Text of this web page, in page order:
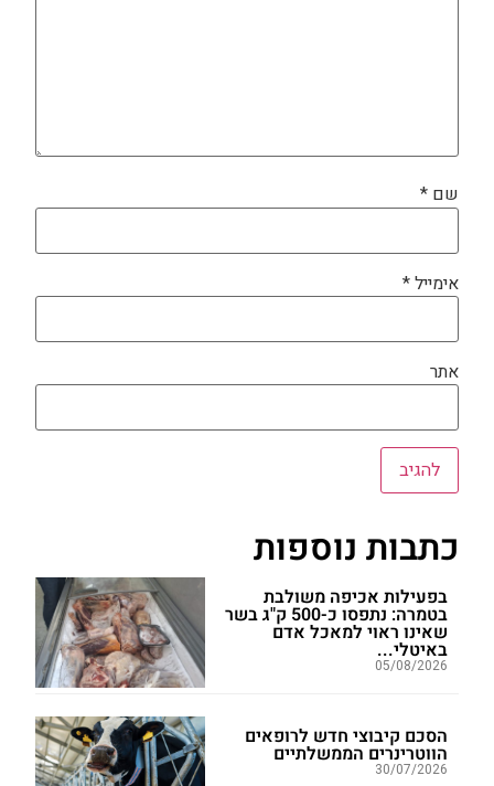
שם *
אימייל*
אתר
כתבות נוספות
בפעילות אכיפה משולבת
בטמרה: נתפסו כ-500 ק"ג בשר
שאינו ראוי למאכל אדם
באיטלי...
05/08/2026
הסכם קיבוצי חדש לרופאים
הווטרינרים הממשלתיים
30/07/2026